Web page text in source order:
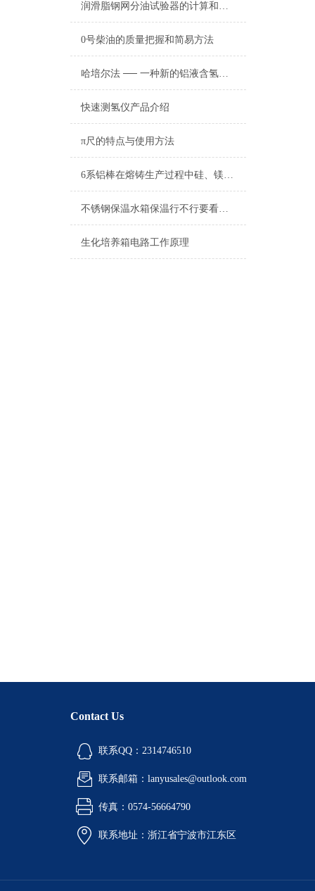
润滑脂钢网分油试验器的计算和报告
0号柴油的质量把握和简易方法
哈培尔法 ── 一种新的铝液含氢量的检测方法
快速测氢仪产品介绍
π尺的特点与使用方法
6系铝棒在熔铸生产过程中硅、镁元素的损耗分析
不锈钢保温水箱保温行不行要看保温层
生化培养箱电路工作原理
Contact Us
联系QQ：2314746510
联系邮箱：lanyusales@outlook.com
传真：0574-56664790
联系地址：浙江省宁波市江东区